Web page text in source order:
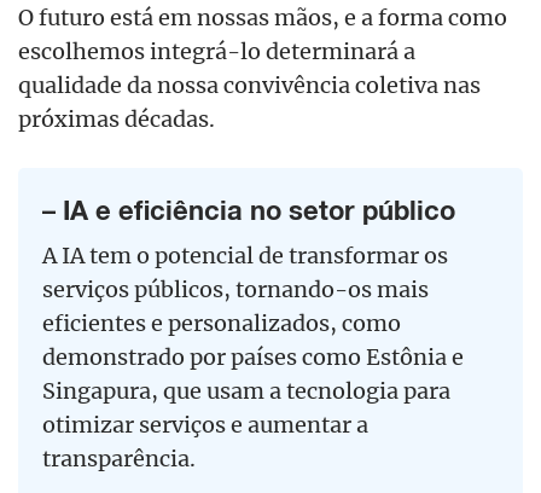
O futuro está em nossas mãos, e a forma como
escolhemos integrá-lo determinará a
qualidade da nossa convivência coletiva nas
próximas décadas.
– IA e eficiência no setor público
A IA tem o potencial de transformar os
serviços públicos, tornando-os mais
eficientes e personalizados, como
demonstrado por países como Estônia e
Singapura, que usam a tecnologia para
otimizar serviços e aumentar a
transparência.